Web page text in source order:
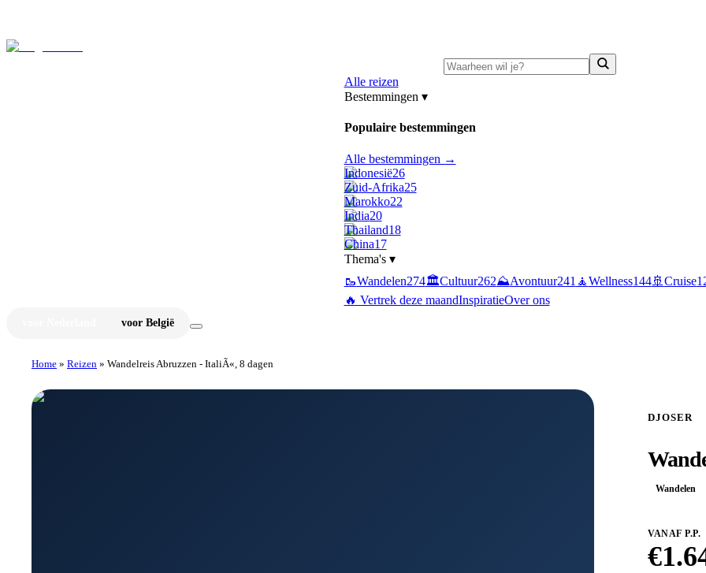
Alle reizen
Bestemmingen ▾
Populaire bestemmingen
Alle bestemmingen →
Indonesië26
Zuid-Afrika25
Marokko22
India20
Thailand18
China17
Thema's ▾
🥾Wandelen274🏛️Cultuur262⛰️Avontuur241 🧘Wellness144🚢 Cruise
🔥 Vertrek deze maandInspiratieOver ons
voor België
Home » Reizen » Wandelreis Abruzzen - ItaliÃ«, 8 dagen
DJOSER
Wandelen
VANAF P.P.
€